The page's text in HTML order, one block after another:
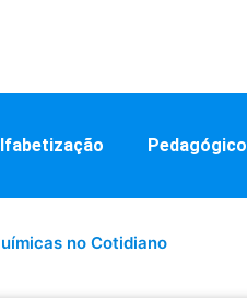
Pedagógico
no Cotidiano